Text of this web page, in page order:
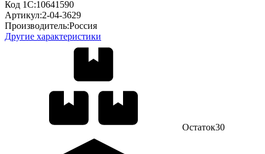
Код 1С:10641590
Артикул:2-04-3629
Производитель:Россия
Другие характеристики
Остаток30